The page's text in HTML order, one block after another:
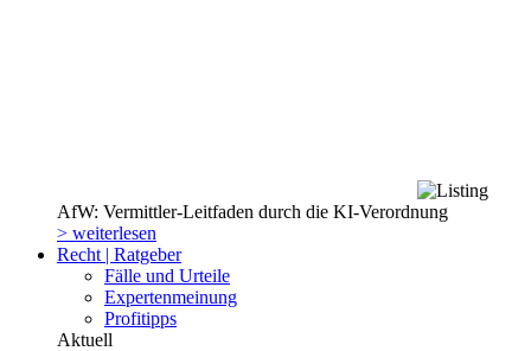
AfW: Vermittler-Leitfaden durch die KI-Verordnung
> weiterlesen
Recht | Ratgeber
Fälle und Urteile
Expertenmeinung
Profitipps
Aktuell